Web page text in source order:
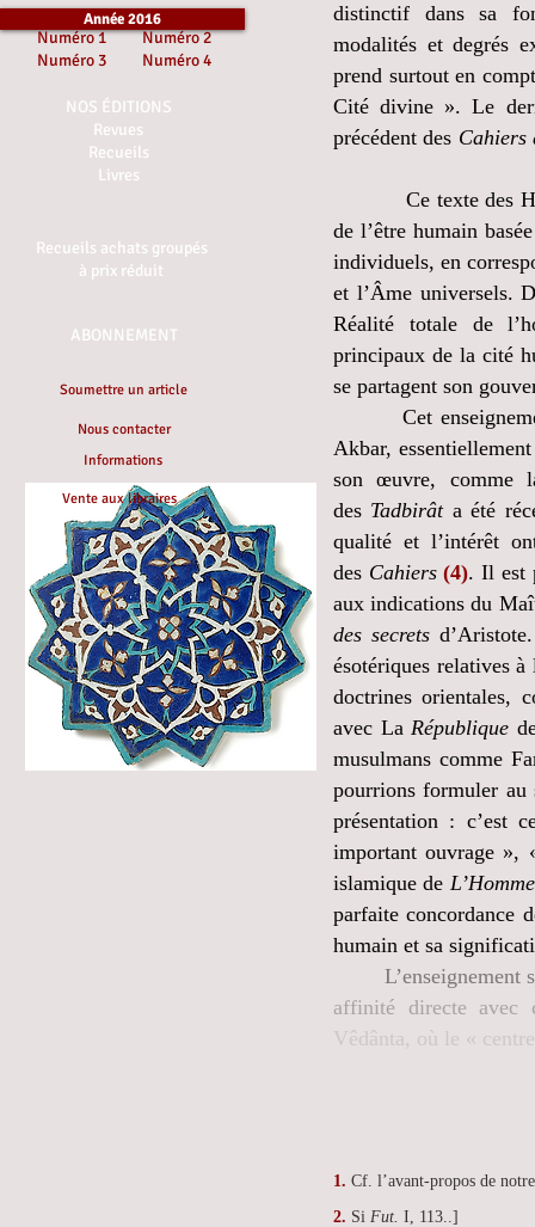
distinctif dans sa
modalités et degrés
prend surtout en
Cité divine ». Le
précédent des
Ce texte des
de l’être humain
individuels, en
et l’Âme universels.
Réalité totale de
principaux de la cité
se partagent son
Cet enseignement
Akbar,
son œuvre,
des Tadbirâta été
qualité et l’intérêt
des Cahiers (4). Il est
aux indications du
des secrets
ésotériques relatives
doctrines orientales,
avec LaRépublique
musulmans comme
pourrions formuler au
présentation : c’est
important ouvrage »,
islamique de
parfaite concordance
humain et sa
affinité directe avec
Vêdânta, où le «
1. Cf. l’avant-propos de
2. Si Fut. I, 113..]
Année 2016
Numéro 1Numéro 2
Numéro 3 Numéro 4
NOS ÉDITIONS
Revues
Recueils
Livres
Recueils achats groupés
à prix réduit
ABONNEMENT
Soumettre un article
Nous contacter
Informations
Vente aux libraires